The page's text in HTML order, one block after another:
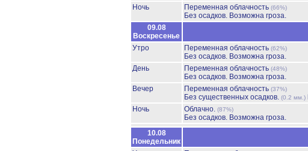
Ночь
Переменная облачность (66%)
Без осадков. Возможна гроза.
09.08
Воскресенье
Утро
Переменная облачность (62%)
Без осадков. Возможна гроза.
День
Переменная облачность (48%)
Без осадков. Возможна гроза.
Вечер
Переменная облачность (37%)
Без существенных осадков. (0.2 мм.)
Ночь
Облачно. (87%)
Без осадков. Возможна гроза.
10.08
Понедельник